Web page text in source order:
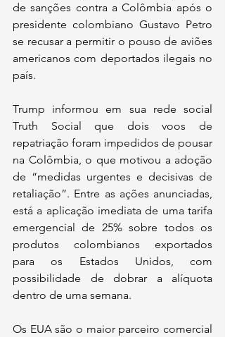
de sanções contra a Colômbia após o
presidente colombiano Gustavo Petro
se recusar a permitir o pouso de aviões
americanos com deportados ilegais no
país.
Trump informou em sua rede social
Truth Social que dois voos de
repatriação foram impedidos de pousar
na Colômbia, o que motivou a adoção
de “medidas urgentes e decisivas de
retaliação”. Entre as ações anunciadas,
está a aplicação imediata de uma tarifa
emergencial de 25% sobre todos os
produtos colombianos exportados
para os Estados Unidos, com
possibilidade de dobrar a alíquota
dentro de uma semana.
Os EUA são o maior parceiro comercial